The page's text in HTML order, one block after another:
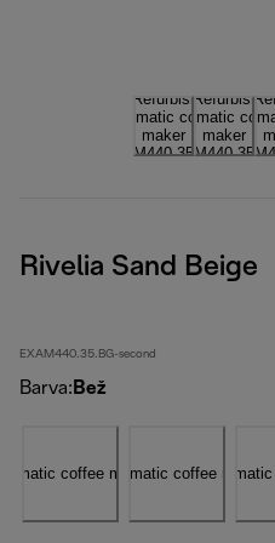
Rivelia Sand Beige
EXAM440.35.BG-second
Barva: Bež